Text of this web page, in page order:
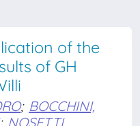
of the
of GH
; BOCCHINI,
; NOSETTI,